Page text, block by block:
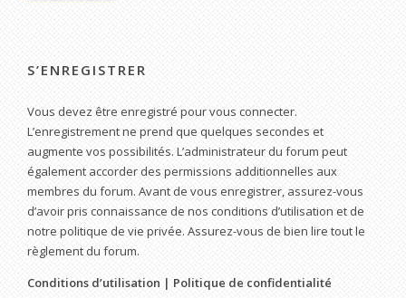
S’ENREGISTRER
Vous devez être enregistré pour vous connecter.
L’enregistrement ne prend que quelques secondes et
augmente vos possibilités. L’administrateur du forum peut
également accorder des permissions additionnelles aux
membres du forum. Avant de vous enregistrer, assurez-vous
d’avoir pris connaissance de nos conditions d’utilisation et de
notre politique de vie privée. Assurez-vous de bien lire tout le
règlement du forum.
Conditions d’utilisation | Politique de confidentialité